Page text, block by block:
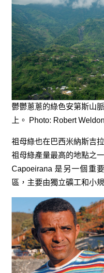
鬱鬱蔥蔥的綠色安第斯山
上。 Photo: Robert
祖母綠也在巴西米納斯吉
祖母綠產量最高的地點之
Capoeirana 是另一個重
區，主要由獨立礦工和小